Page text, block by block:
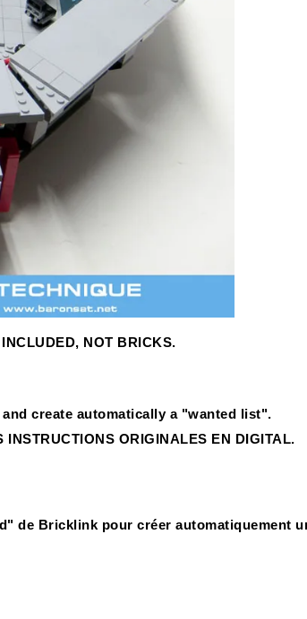
NOT BRICKS.
create automatically a "wanted list".
ORIGINALES EN DIGITAL.
de Bricklink pour créer automatiquement